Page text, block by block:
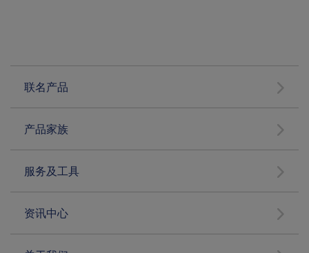
联名产品
产品家族
服务及工具
资讯中心